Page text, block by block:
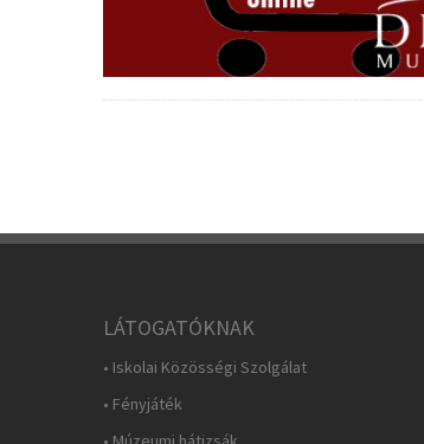
LÁTOGATÓKNAK
• Iskolai Közösségi Szolgálat
• Fényjáték